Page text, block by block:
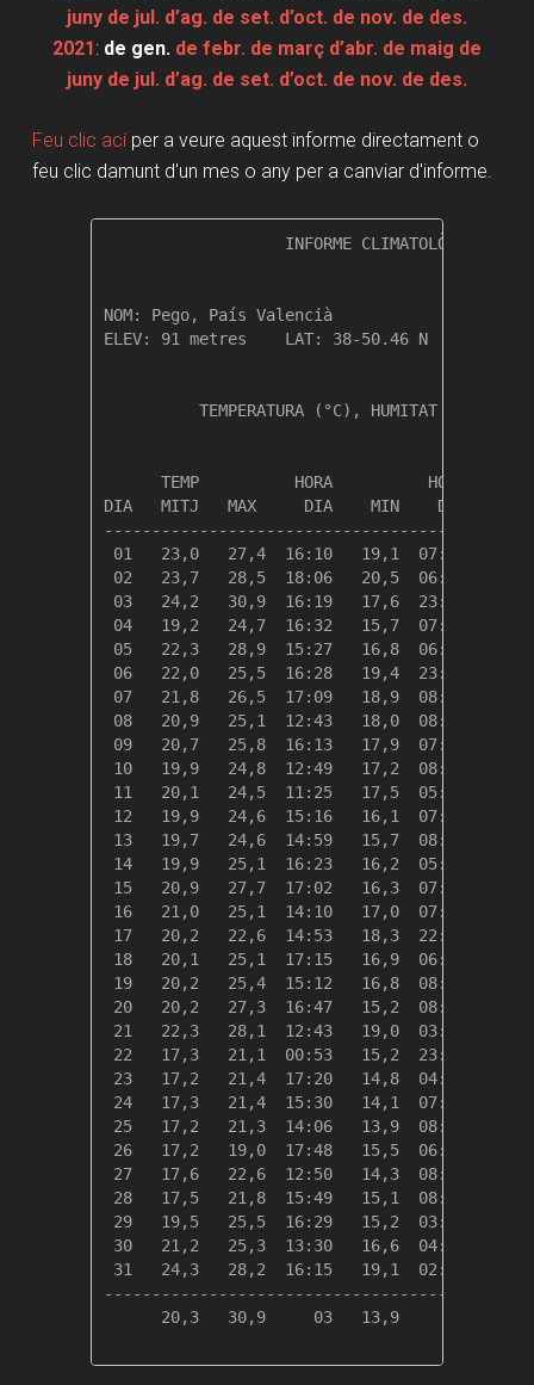
juny de jul. d’ag. de set. d’oct. de nov. de des.
2021 : de gen. de febr. de març d’abr. de maig de
juny de jul. d’ag. de set. d’oct. de nov. de des.
Feu clic acíper a veure aquest informe directament o
feu clic damunt d'un mes o any per a canviar d'informe.
INFORME CLIMATOLÒGIC
NOM: Pego, País Valencià
ELEV: 91 metres    LAT: 38-50.46 N    LONG:
TEMPERATURA (°C), HUMITAT (%),
TEMP          HORA          HORA
DIA   MITJ   MAX     DIA    MIN    DIA   HUM
01   23,0   27,4  16:10   19,1  07:16
02   23,7   28,5  18:06   20,5  06:46
03   24,2   30,9  16:19   17,6  23:50
04   19,2   24,7  16:32   15,7  07:43
05   22,3   28,9  15:27   16,8  06:18
06   22,0   25,5  16:28   19,4  23:28
07   21,8   26,5  17:09   18,9  08:25
08   20,9   25,1  12:43   18,0  08:04
09   20,7   25,8  16:13   17,9  07:25
10   19,9   24,8  12:49   17,2  08:34
11   20,1   24,5  11:25   17,5  05:48
12   19,9   24,6  15:16   16,1  07:59
13   19,7   24,6  14:59   15,7  08:26
14   19,9   25,1  16:23   16,2  05:59
15   20,9   27,7  17:02   16,3  07:01
16   21,0   25,1  14:10   17,0  07:41
17   20,2   22,6  14:53   18,3  22:55
18   20,1   25,1  17:15   16,9  06:50
19   20,2   25,4  15:12   16,8  08:47
20   20,2   27,3  16:47   15,2  08:26
21   22,3   28,1  12:43   19,0  03:41
22   17,3   21,1  00:53   15,2  23:59
23   17,2   21,4  17:20   14,8  04:53
24   17,3   21,4  15:30   14,1  07:52
25   17,2   21,3  14:06   13,9  08:36
26   17,2   19,0  17:48   15,5  06:15
27   17,6   22,6  12:50   14,3  08:16
28   17,5   21,8  15:49   15,1  08:07
29   19,5   25,5  16:29   15,2  03:35
30   21,2   25,3  13:30   16,6  04:03
31   24,3   28,2  16:15   19,1  02:59
20,3   30,9     03   13,9     25